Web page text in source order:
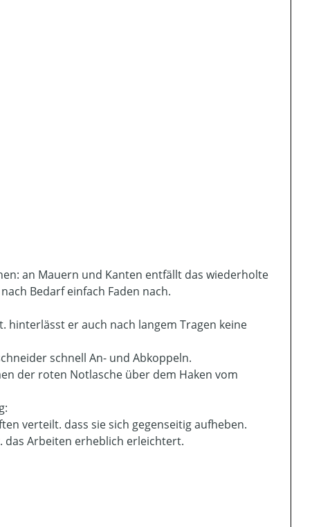
an Mauern und Kanten entfällt das wiederholte
Bedarf einfach Faden nach.
hinterlässt er auch nach langem Tragen keine
schnell An- und Abkoppeln.
der roten Notlasche über dem Haken vom
verteilt. dass sie sich gegenseitig aufheben.
das Arbeiten erheblich erleichtert.